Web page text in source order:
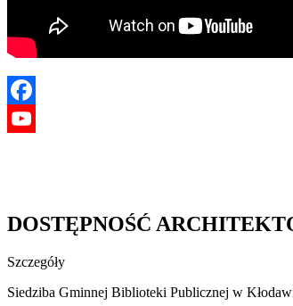
Facebook
DOSTĘPNOŚĆ
Szczegóły
Siedziba Gminnej Biblioteki Publicznej w